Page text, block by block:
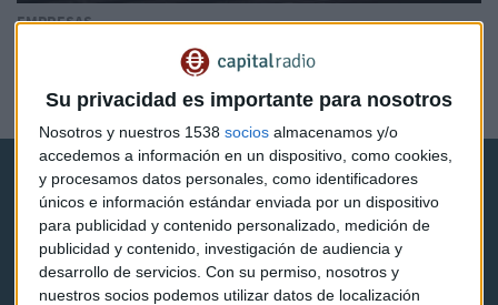
Su privacidad es importante para nosotros
Nosotros y nuestros 1538 socios almacenamos y/o
accedemos a información en un dispositivo, como cookies,
y procesamos datos personales, como identificadores
únicos e información estándar enviada por un dispositivo
para publicidad y contenido personalizado, medición de
publicidad y contenido, investigación de audiencia y
desarrollo de servicios. Con su permiso, nosotros y
nuestros socios podemos utilizar datos de localización
EMPRESAS
¿Se hará la japonesa Fujifilm con la estadounidense
Redacción Capital Radio
Capital Radio